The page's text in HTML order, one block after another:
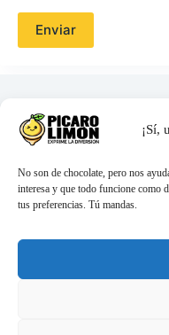
¡Sí,
No son de chocolate, pero nos
interesa y que todo funcione como
tus preferencias. Tú mandas.
Enviar
Atención